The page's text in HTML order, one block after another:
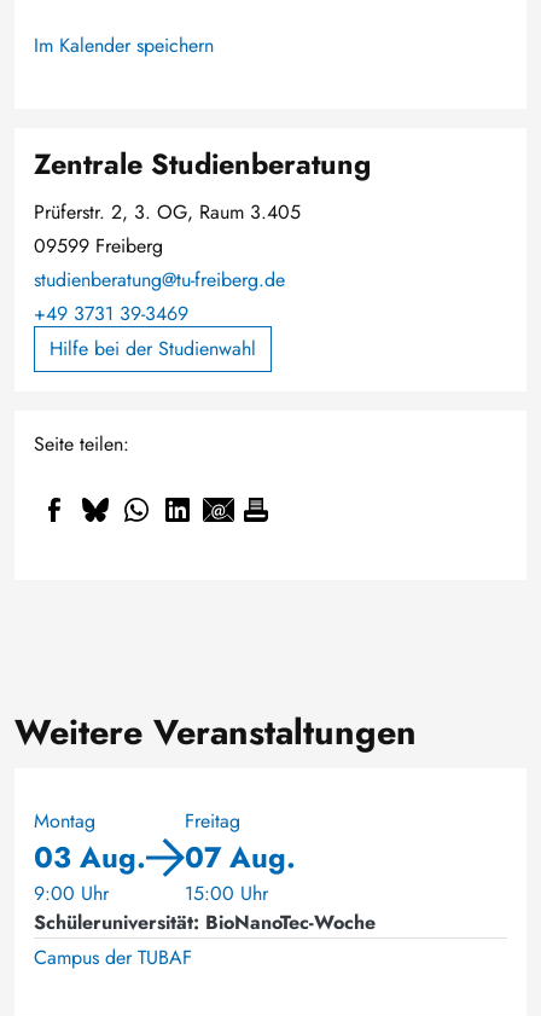
Im Kalender speichern
Zentrale Studienberatung
Prüferstr. 2, 3. OG, Raum 3.405
09599 Freiberg
studienberatung@tu-freiberg.de
+49 3731 39-3469
Hilfe bei der Studienwahl
Seite teilen:
Weitere Veranstaltungen
Montag
03 Aug.
9:00 Uhr
Freitag
07 Aug.
15:00 Uhr
Schüleruniversität: BioNanoTec-Woche
Campus der TUBAF